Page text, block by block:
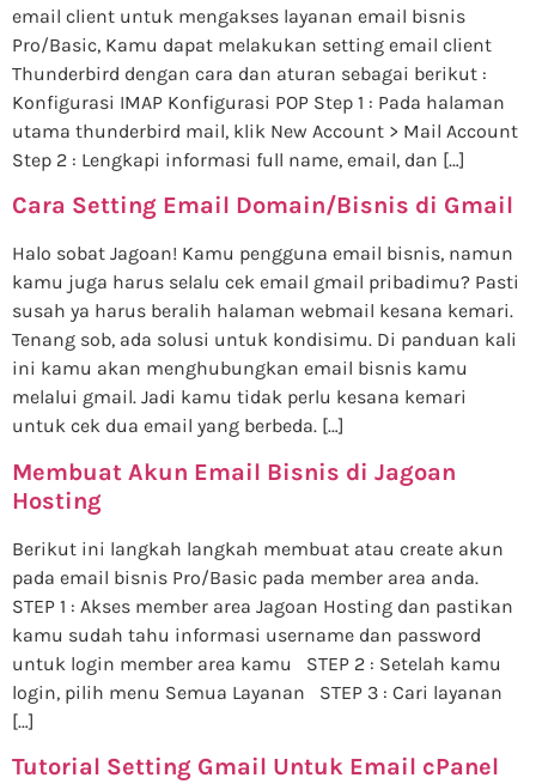
email client untuk mengakses layanan email bisnis
Pro/Basic, Kamu dapat melakukan setting email client
Thunderbird dengan cara dan aturan sebagai berikut :
Konfigurasi IMAP Konfigurasi POP Step 1 : Pada halaman
utama thunderbird mail, klik New Account > Mail Account
Step 2 : Lengkapi informasi full name, email, dan […]
Cara Setting Email Domain/Bisnis di Gmail
Halo sobat Jagoan! Kamu pengguna email bisnis, namun
kamu juga harus selalu cek email gmail pribadimu? Pasti
susah ya harus beralih halaman webmail kesana kemari.
Tenang sob, ada solusi untuk kondisimu. Di panduan kali
ini kamu akan menghubungkan email bisnis kamu
melalui gmail. Jadi kamu tidak perlu kesana kemari
untuk cek dua email yang berbeda. […]
Membuat Akun Email Bisnis di Jagoan
Hosting
Berikut ini langkah langkah membuat atau create akun
pada email bisnis Pro/Basic pada member area anda.
STEP 1 : Akses member area Jagoan Hosting dan pastikan
kamu sudah tahu informasi username dan password
untuk login member area kamu STEP 2 : Setelah kamu
login, pilih menu Semua Layanan STEP 3 : Cari layanan
[…]
Tutorial Setting Gmail Untuk Email cPanel